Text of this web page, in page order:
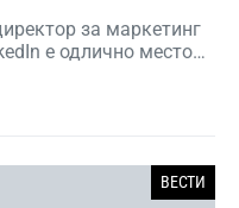
за маркетинг
е одлично место…
ВЕСТИ